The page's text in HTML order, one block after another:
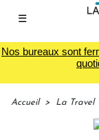
☰
Nos bureaux sont
Accueil > La Travel